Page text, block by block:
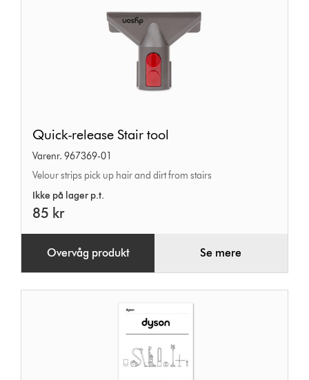
release
Stair
tool
Quick-release Stair tool
Varenr. 967369-01
Velour strips pick up hair and dirt from stairs
Ikke på lager p.t.
85 kr
Overvåg produkt Se mere